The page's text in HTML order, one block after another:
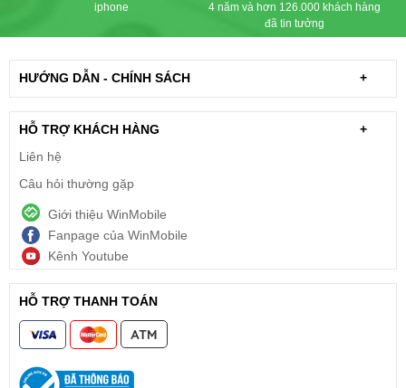
iphone
4 năm và hơn 126.000 khách hàng
đã tin tưởng
HƯỚNG DẪN - CHÍNH SÁCH +
HỖ TRỢ KHÁCH HÀNG
+
Liên hệ
Câu hỏi thường gặp
Giới thiệu WinMobile
Fanpage của WinMobile
Kênh Youtube
HỖ TRỢ THANH TOÁN